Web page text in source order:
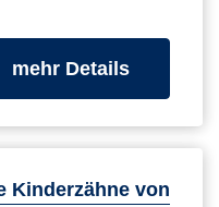
mehr Detailszum
Kinderzähne von